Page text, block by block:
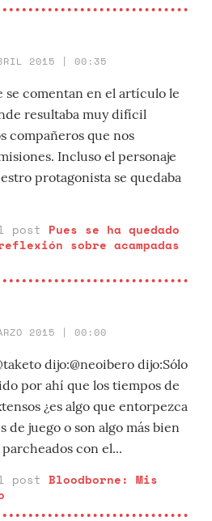
2015 | 00:35
se comentan en el artículo le
resultaba muy difícil
compañeros que nos
Incluso el personaje
protagonista se quedaba
post Pues se ha quedado
sobre acampadas
2015 | 00:00
dijo:@neoibero dijo:Sólo
por ahí que los tiempos de
¿es algo que entorpezca
de juego o son algo más bien
con el...
post Bloodborne: Mis